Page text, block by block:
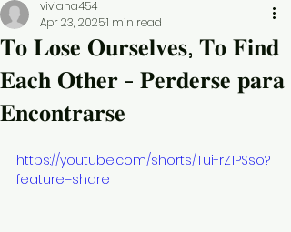
𝐓𝐨 𝐋𝐨𝐬𝐞 𝐎𝐮𝐫𝐬𝐞𝐥𝐯𝐞𝐬, 𝐓𝐨 𝐅𝐢𝐧𝐝
𝐄𝐚𝐜𝐡 𝐎𝐭𝐡𝐞𝐫 - 𝐏𝐞𝐫𝐝𝐞𝐫𝐬𝐞 𝐩𝐚𝐫𝐚
𝐄𝐧𝐜𝐨𝐧𝐭𝐫𝐚𝐫𝐬𝐞
viviana454
Apr 23, 20251 min read
https://youtube.com/shorts/Tui-rZ1PSso?
feature=share